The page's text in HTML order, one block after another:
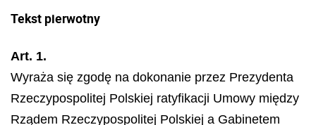
Tekst pierwotny
Art. 1.
Wyraża się zgodę na dokonanie przez Prezydenta
Rzeczypospolitej Polskiej ratyfikacji Umowy między
Rządem Rzeczypospolitej Polskiej a Gabinetem